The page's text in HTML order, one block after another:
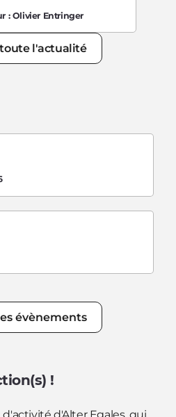
: Olivier Entringer
l'actualité
évènements
!